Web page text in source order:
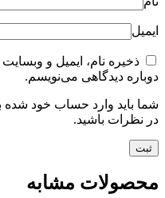
ایمیل
ذخیره نام، ایمیل و
دوباره دیدگاهی می‌نویسم.
شما باید وارد حساب خود شده
در نظرات باشید.
محصولات مشابه